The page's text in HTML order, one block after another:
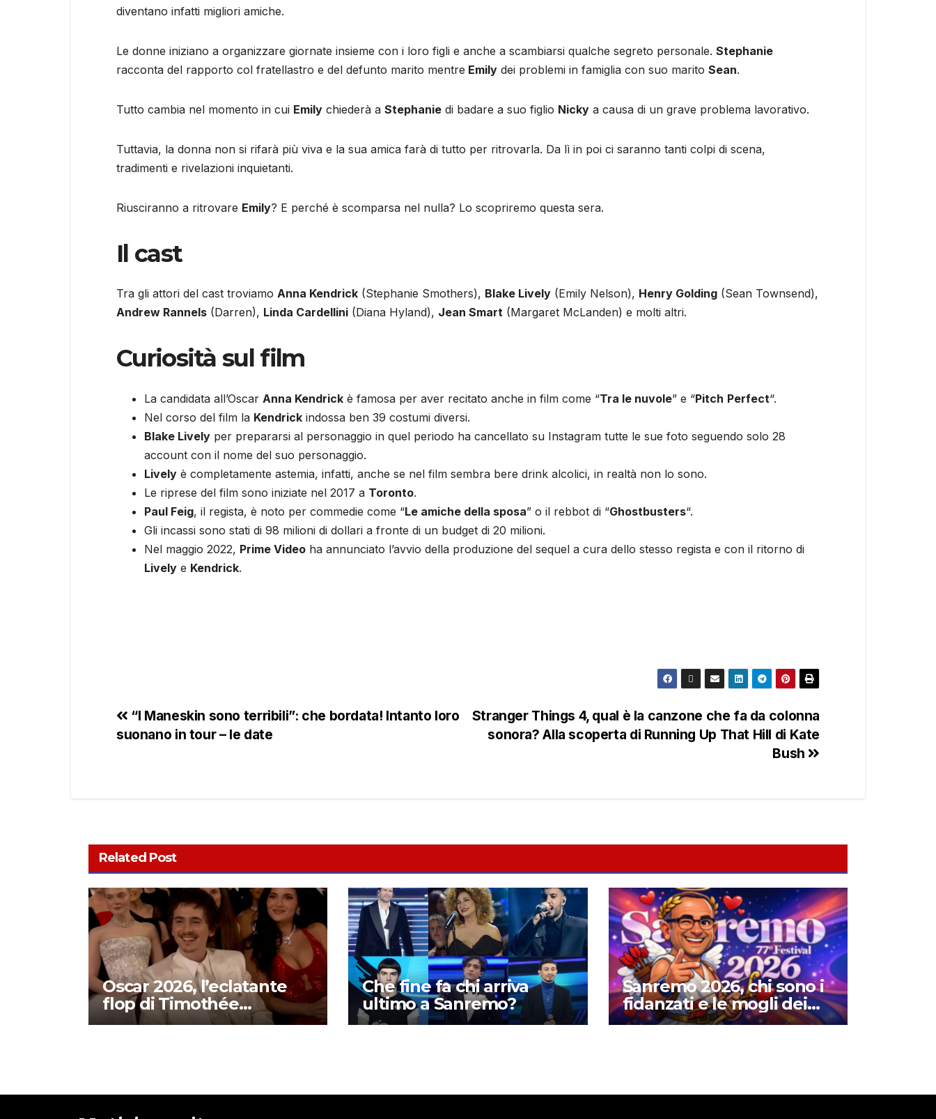
diventano infatti migliori amiche.
Le donne iniziano a organizzare giornate insieme con i loro figli e anche a scambiarsi qualche segreto personale. Stephanie
racconta del rapporto col fratellastro e del defunto marito mentre Emily dei problemi in famiglia con suo marito Sean.
Tutto cambia nel momento in cui Emily chiederà a Stephanie di badare a suo figlio Nicky a causa di un grave problema lavorativo.
Tuttavia, la donna non si rifarà più viva e la sua amica farà di tutto per ritrovarla. Da lì in poi ci saranno tanti colpi di scena,
tradimenti e rivelazioni inquietanti.
Riusciranno a ritrovare Emily? E perché è scomparsa nel nulla? Lo scopriremo questa sera.
Il cast
Tra gli attori del cast troviamo Anna Kendrick (Stephanie Smothers), Blake Lively (Emily Nelson), Henry Golding (Sean Townsend),
Andrew Rannels (Darren), Linda Cardellini (Diana Hyland), Jean Smart (Margaret McLanden) e molti altri.
Curiosità sul film
La candidata all’Oscar Anna Kendrick è famosa per aver recitato anche in film come “Tra le nuvole” e “Pitch Perfect“.
Nel corso del film la Kendrick indossa ben 39 costumi diversi.
Blake Lively per prepararsi al personaggio in quel periodo ha cancellato su Instagram tutte le sue foto seguendo solo 28
account con il nome del suo personaggio.
Lively è completamente astemia, infatti, anche se nel film sembra bere drink alcolici, in realtà non lo sono.
Le riprese del film sono iniziate nel 2017 a Toronto.
Paul Feig, il regista, è noto per commedie come “Le amiche della sposa” o il rebbot di “Ghostbusters“.
Gli incassi sono stati di 98 milioni di dollari a fronte di un budget di 20 milioni.
Nel maggio 2022, Prime Video ha annunciato l’avvio della produzione del sequel a cura dello stesso regista e con il ritorno di
Lively e Kendrick.
Stranger Things 4, qual è la canzone che fa da colonna
sonora? Alla scoperta di Running Up That Hill di Kate
Bush
“I Maneskin sono terribili”: che bordata! Intanto loro
suonano in tour – le date
Related Post
Oscar 2026, l’eclatante
flop di Timothée
Chalamet: ecco cosa è
Che fine fa chi arriva
ultimo a Sanremo?
Sanremo 2026, chi sono i
fidanzati e le mogli dei
cantanti in gara: amori,